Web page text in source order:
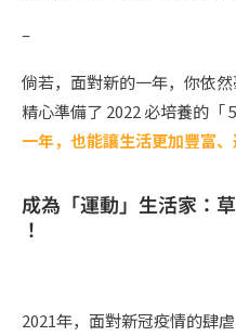
–
倘若，面對新的一年，你依
精心準備了 2022 必培養的「
一年，也能讓生活更加豐富
成為「運動」生活家：
！
2021年，面對新冠疫情的肆